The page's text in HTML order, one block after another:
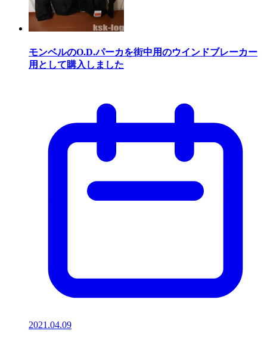
モンベルのO.D.パーカを街中用のウインドブレーカー
用として購入しました
2021.04.09